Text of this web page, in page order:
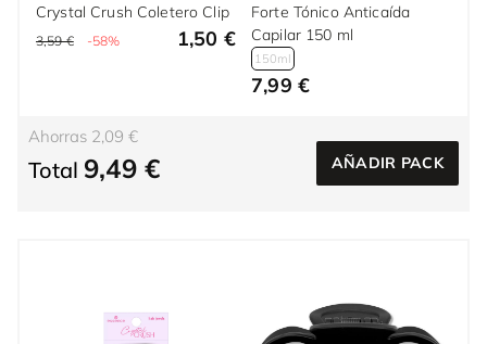
Crystal Crush Coletero Clip
3,59 € -58% 1,50 €
Forte Tónico Anticaída
Capilar 150 ml
150ml
7,99 €
Ahorras 2,09 €
Total 9,49 € AÑADIR PACK